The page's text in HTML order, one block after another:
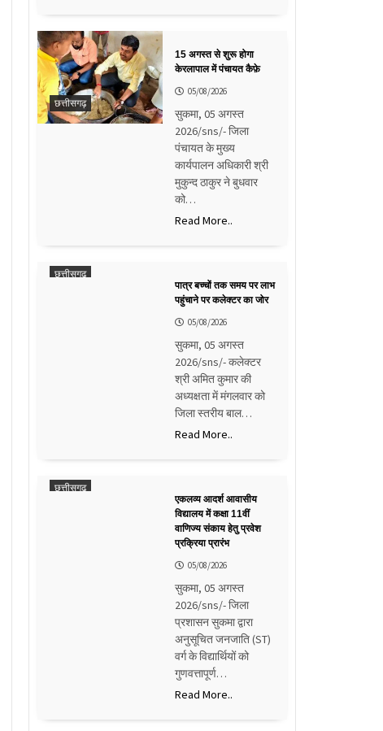
छत्तीसगढ़
15 अगस्त से शुरू होगा
केरलापाल में पंचायत कैफ़े
05/08/2026
सुकमा, 05 अगस्त
2026/sns/- जिला
पंचायत के मुख्य
कार्यपालन अधिकारी श्री
मुकुन्द ठाकुर ने बुधवार
को…
Read More..
छत्तीसगढ़
पात्र बच्चों तक समय पर लाभ
पहुंचाने पर कलेक्टर का जोर
05/08/2026
सुकमा, 05 अगस्त
2026/sns/- कलेक्टर
श्री अमित कुमार की
अध्यक्षता में मंगलवार को
जिला स्तरीय बाल…
Read More..
छत्तीसगढ़
एकलव्य आदर्श आवासीय
विद्यालय में कक्षा 11वीं
वाणिज्य संकाय हेतु प्रवेश
प्रक्रिया प्रारंभ
05/08/2026
सुकमा, 05 अगस्त
2026/sns/- जिला
प्रशासन सुकमा द्वारा
अनुसूचित जनजाति (ST)
वर्ग के विद्यार्थियों को
गुणवत्तापूर्ण…
Read More..